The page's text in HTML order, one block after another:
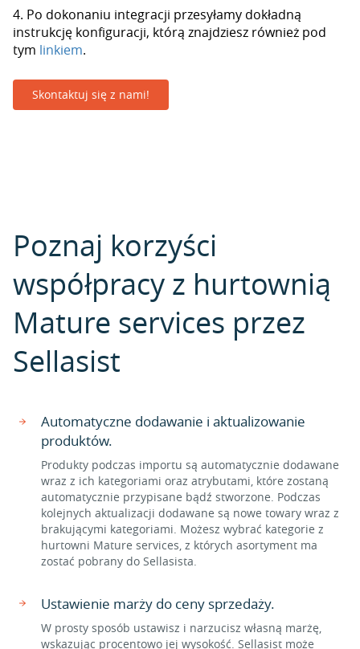
4. Po dokonaniu integracji przesyłamy dokładną
instrukcję konfiguracji, którą znajdziesz również pod
tym linkiem.
Skontaktuj się z nami!
Poznaj korzyści
współpracy z hurtownią
Mature services przez
Sellasist
Automatyczne dodawanie i aktualizowanie
produktów.
Produkty podczas importu są automatycznie dodawane
wraz z ich kategoriami oraz atrybutami, które zostaną
automatycznie przypisane bądź stworzone. Podczas
kolejnych aktualizacji dodawane są nowe towary wraz z
brakującymi kategoriami. Możesz wybrać kategorie z
hurtowni Mature services, z których asortyment ma
zostać pobrany do Sellasista.
Ustawienie marży do ceny sprzedaży.
W prosty sposób ustawisz i narzucisz własną marżę,
wskazując procentowo jej wysokość. Sellasist może